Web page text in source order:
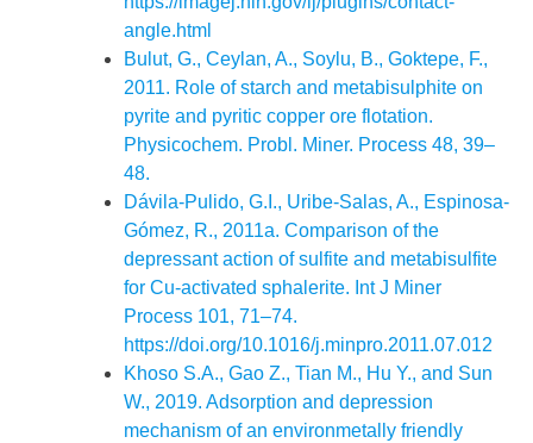
angle.html
Bulut, G., Ceylan, A., Soylu, B., Goktepe, F.,
2011. Role of starch and metabisulphite on
pyrite and pyritic copper ore flotation.
Physicochem. Probl. Miner. Process 48, 39–
48.
Dávila-Pulido, G.I., Uribe-Salas, A., Espinosa-
Gómez, R., 2011a. Comparison of the
depressant action of sulfite and metabisulfite
for Cu-activated sphalerite. Int J Miner
Process 101, 71–74.
https://doi.org/10.1016/j.minpro.2011.07.012
Khoso S.A., Gao Z., Tian M., Hu Y., and Sun
W., 2019. Adsorption and depression
mechanism of an environmetally friendly